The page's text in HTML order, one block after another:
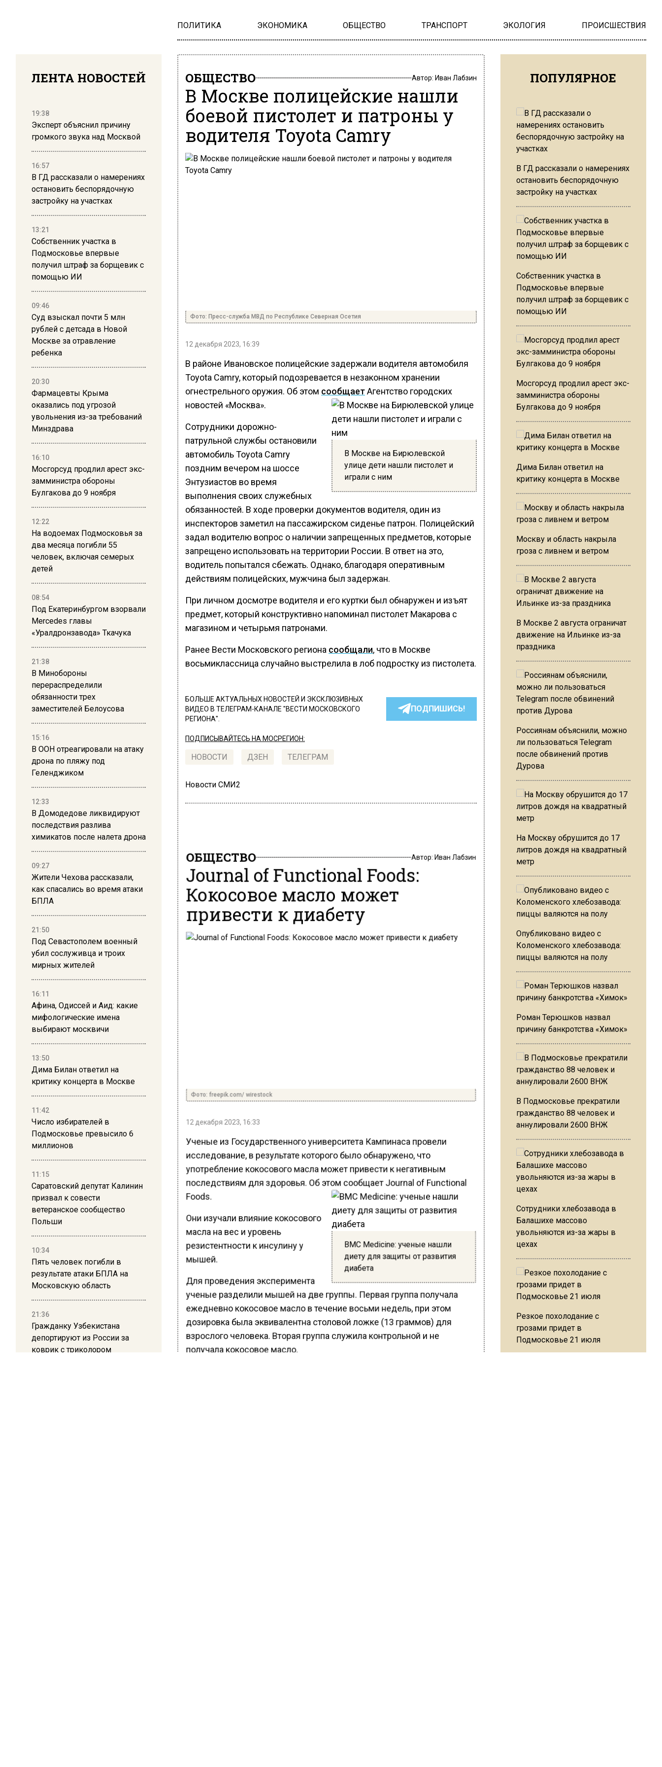
ПОЛИТИКА ЭКОНОМИКА ОБЩЕСТВО ТРАНСПОРТ ЭКОЛОГИЯ ПРОИСШЕСТВИЯ
ЛЕНТА НОВОСТЕЙ
19:38
Эксперт объяснил причину
громкого звука над Москвой
16:57
В ГД рассказали о намерениях
остановить беспорядочную
застройку на участках
13:21
Собственник участка в
Подмосковье впервые
получил штраф за борщевик с
помощью ИИ
09:46
Суд взыскал почти 5 млн
рублей с детсада в Новой
Москве за отравление
ребенка
20:30
Фармацевты Крыма
оказались под угрозой
увольнения из-за требований
Минздрава
16:10
Мосгорсуд продлил арест экс-
замминистра обороны
Булгакова до 9 ноября
12:22
На водоемах Подмосковья за
два месяца погибли 55
человек, включая семерых
детей
08:54
Под Екатеринбургом взорвали
Mercedes главы
«Уралдронзавода» Ткачука
21:38
В Минобороны
перераспределили
обязанности трех
заместителей Белоусова
15:16
В ООН отреагировали на атаку
дрона по пляжу под
Геленджиком
12:33
В Домодедове ликвидируют
последствия разлива
химикатов после налета дрона
09:27
Жители Чехова рассказали,
как спасались во время атаки
БПЛА
21:50
Под Севастополем военный
убил сослуживца и троих
мирных жителей
16:11
Афина, Одиссей и Аид: какие
мифологические имена
выбирают москвичи
13:50
Дима Билан ответил на
критику концерта в Москве
11:42
Число избирателей в
Подмосковье превысило 6
миллионов
11:15
Саратовский депутат Калинин
призвал к совести
ветеранское сообщество
Польши
10:34
Пять человек погибли в
результате атаки БПЛА на
Московскую область
21:36
Гражданку Узбекистана
депортируют из России за
коврик с триколором
ОБЩЕСТВО Автор: Иван Лабзин
В Москве полицейские нашли
боевой пистолет и патроны у
водителя Toyota Camry
Фото: Пресс-служба МВД по Республике Северная Осетия
12 декабря 2023, 16:39
В районе Ивановское полицейские задержали водителя автомобиля
Toyota Camry, который подозревается в незаконном хранении
огнестрельного оружия. Об этом сообщаетАгентство городских
новостей «Москва».
В Москве на Бирюлевской
улице дети нашли пистолет и
играли с ним
Сотрудники дорожно-
патрульной службы остановили
автомобиль Toyota Camry
поздним вечером на шоссе
Энтузиастов во время
выполнения своих служебных
обязанностей. В ходе проверки документов водителя, один из
инспекторов заметил на пассажирском сиденье патрон. Полицейский
задал водителю вопрос о наличии запрещенных предметов, которые
запрещено использовать на территории России. В ответ на это,
водитель попытался сбежать. Однако, благодаря оперативным
действиям полицейских, мужчина был задержан.
При личном досмотре водителя и его куртки был обнаружен и изъят
предмет, который конструктивно напоминал пистолет Макарова с
магазином и четырьмя патронами.
Ранее Вести Московского региона сообщали, что в Москве
восьмиклассница случайно выстрелила в лоб подростку из пистолета.
БОЛЬШЕ АКТУАЛЬНЫХ НОВОСТЕЙ И ЭКСКЛЮЗИВНЫХ
ВИДЕО В ТЕЛЕГРАМ-КАНАЛЕ "ВЕСТИ МОСКОВСКОГО
РЕГИОНА".
ПОДПИШИСЬ!
ПОДПИСЫВАЙТЕСЬ НА МОСРЕГИОН:
НОВОСТИ ДЗЕН ТЕЛЕГРАМ
Новости СМИ2
ОБЩЕСТВО Автор:Иван Лабзин
Journal of Functional Foods:
Кокосовое масло может
привести к диабету
Фото: freepik.com/ wirestock
12 декабря 2023, 16:33
Ученые из Государственного университета Кампинаса провели
исследование, в результате которого было обнаружено, что
употребление кокосового масла может привести к негативным
последствиям для здоровья. Об этом сообщает Journal of Functional
Foods.
BMC Medicine: ученые нашли
диету для защиты от развития
диабета
Они изучали влияние кокосового
масла на вес и уровень
резистентности к инсулину у
мышей.
Для проведения эксперимента
ученые разделили мышей на две группы. Первая группа получала
ежедневно кокосовое масло в течение восьми недель, при этом
дозировка была эквивалентна столовой ложке (13 граммов) для
взрослого человека. Вторая группа служила контрольной и не
получала кокосовое масло.
ПОПУЛЯРНОЕ
В ГД рассказали о намерениях
остановить беспорядочную
застройку на участках
Собственник участка в
Подмосковье впервые
получил штраф за борщевик с
помощью ИИ
Мосгорсуд продлил арест экс-
замминистра обороны
Булгакова до 9 ноября
Дима Билан ответил на
критику концерта в Москве
Москву и область накрыла
гроза с ливнем и ветром
В Москве 2 августа ограничат
движение на Ильинке из-за
праздника
Россиянам объяснили, можно
ли пользоваться Telegram
после обвинений против
Дурова
На Москву обрушится до 17
литров дождя на квадратный
метр
Опубликовано видео с
Коломенского хлебозавода:
пиццы валяются на полу
Роман Терюшков назвал
причину банкротства «Химок»
В Подмосковье прекратили
гражданство 88 человек и
аннулировали 2600 ВНЖ
Сотрудники хлебозавода в
Балашихе массово
увольняются из-за жары в
цехах
Резкое похолодание с
грозами придет в
Подмосковье 21 июля